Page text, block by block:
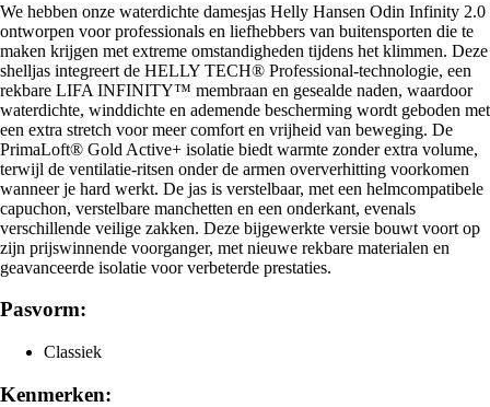
We hebben onze waterdichte damesjas Helly Hansen Odin Infinity 2.0
ontworpen voor professionals en liefhebbers van buitensporten die te
maken krijgen met extreme omstandigheden tijdens het klimmen. Deze
shelljas integreert de HELLY TECH® Professional-technologie, een
rekbare LIFA INFINITY™ membraan en gesealde naden, waardoor
waterdichte, winddichte en ademende bescherming wordt geboden met
een extra stretch voor meer comfort en vrijheid van beweging. De
PrimaLoft® Gold Active+ isolatie biedt warmte zonder extra volume,
terwijl de ventilatie-ritsen onder de armen oververhitting voorkomen
wanneer je hard werkt. De jas is verstelbaar, met een helmcompatibele
capuchon, verstelbare manchetten en een onderkant, evenals
verschillende veilige zakken. Deze bijgewerkte versie bouwt voort op
zijn prijswinnende voorganger, met nieuwe rekbare materialen en
geavanceerde isolatie voor verbeterde prestaties.
Pasvorm:
Classiek
Kenmerken: